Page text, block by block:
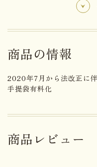
りんごの天使14個入
開運老松4本入
信州朴菓詰合せ3号
極大笹巻き笹巻き栗蒸
冷し白玉6個入
白玉・栗ぜんざい詰合
商品の情報
2020年7月から法改正に伴
手提袋有料化
商品レビュー